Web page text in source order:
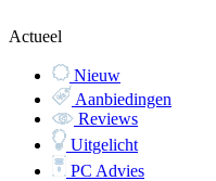
Actueel
Nieuw
Aanbiedingen
Reviews
Uitgelicht
PC Advies